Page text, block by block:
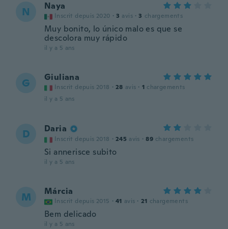
N Naya
Inscrit depuis 2020 · 3 avis · 3 chargements
Muy bonito, lo único malo es que se
descolora muy rápido
il y a 5 ans
G Giuliana
Inscrit depuis 2018 · 28 avis · 1 chargements
il y a 5 ans
D Daria
Inscrit depuis 2018 · 245 avis · 89 chargements
Si annerisce subito
il y a 5 ans
M Márcia
Inscrit depuis 2015 · 41 avis · 21 chargements
Bem delicado
il y a 5 ans